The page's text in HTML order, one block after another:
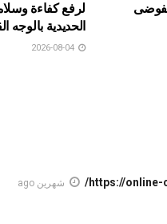
لرفع كفاءة
الحديدية بالوجه
https:// شهرين ago